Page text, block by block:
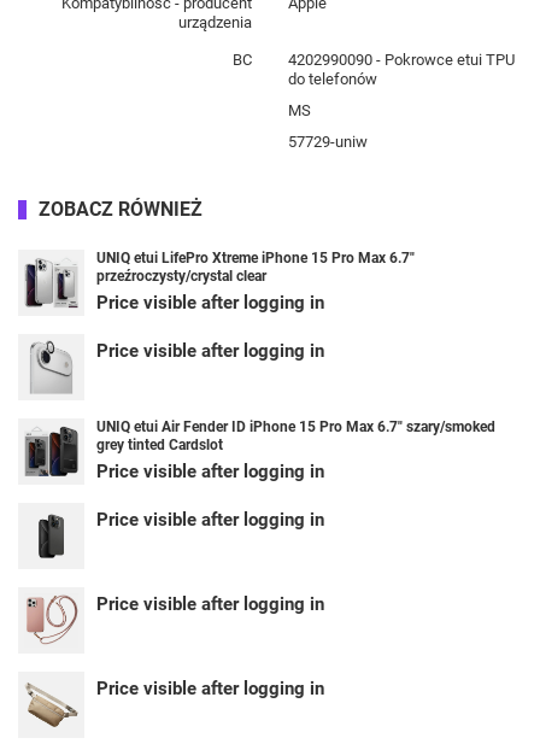
urządzenia
BC
4202990090 - Pokrowce etui TPU
do telefonów
MS
57729-uniw
ZOBACZ RÓWNIEŻ
UNIQ etui LifePro Xtreme iPhone 15 Pro Max 6.7"
przeźroczysty/crystal clear
Price visible after logging in
Price visible after logging in
UNIQ etui Air Fender ID iPhone 15 Pro Max 6.7" szary/smoked
grey tinted Cardslot
Price visible after logging in
Price visible after logging in
Price visible after logging in
Price visible after logging in